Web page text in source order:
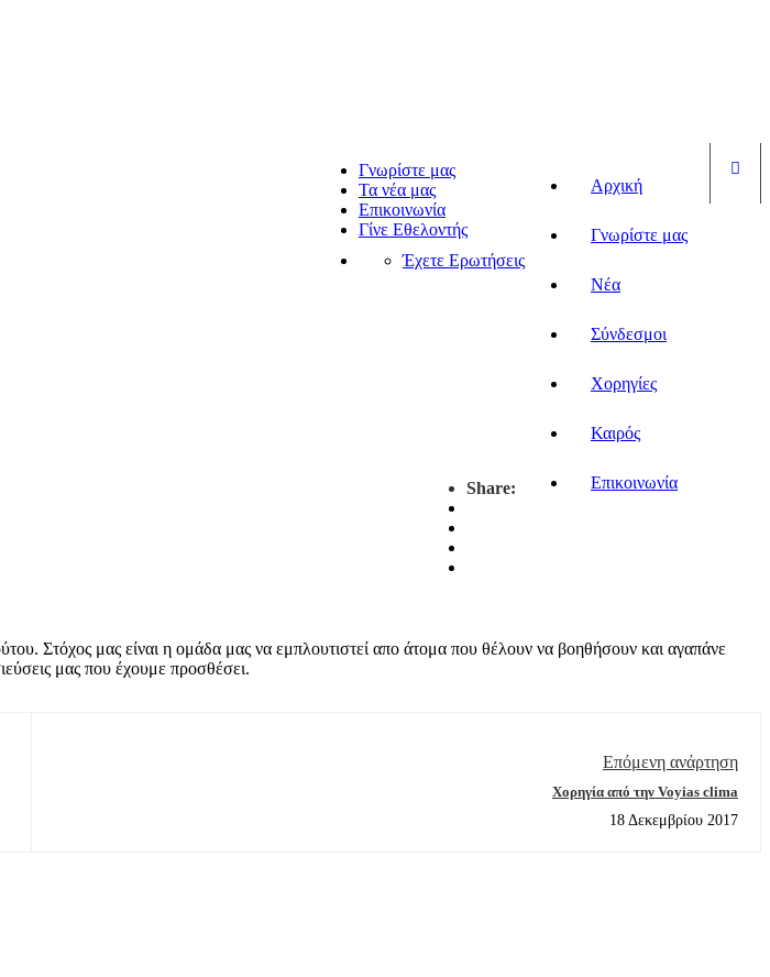
Αρχική
Γνωρίστε μας
Νέα
Σύνδεσμοι
Χορηγίες
Καιρός
Επικοινωνία
Γνωρίστε μας
Τα νέα μας
Επικοινωνία
Γίνε Εθελοντής
Έχετε Ερωτήσεις
Share:
Στόχος μας είναι η ομάδα μας να εμπλουτιστεί απο άτομα που θέλουν να βοηθήσουν και αγαπάνε
μας που έχουμε προσθέσει.
Επόμενη ανάρτηση
Χορηγία από την Voyias clima
18 Δεκεμβρίου 2017